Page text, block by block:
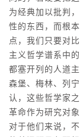
为经典加以批判
性的东西，而根
点，我们只要对
主义哲学谱系中
都塞开列的人道
森堡、梅林、列
认，这些哲学家
革命作为研究对
对于他们来说，